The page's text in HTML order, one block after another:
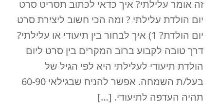
זה אומר עלילתי? איך כדאי לכתוב תסריט סרט
יום הולדת עלילתי ? ומה הכי חשוב ליצירת סרט
יום הולדת? 1) איך לבחור בין תיעודי או עלילתי?
דרך טובה לקבוע ברוב המקרים בין סרט ליום
הולדת תיעודי לעלילתי היא לפי הגיל של
בעל/ת השמחה. אפשר להניח שבגילאי 60-90
תהיה העדפה לתיעודי. […]